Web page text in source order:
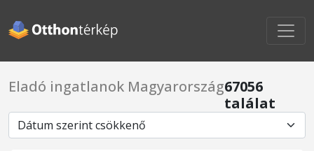
Eladó ingatlanok Magyarország67056
találat